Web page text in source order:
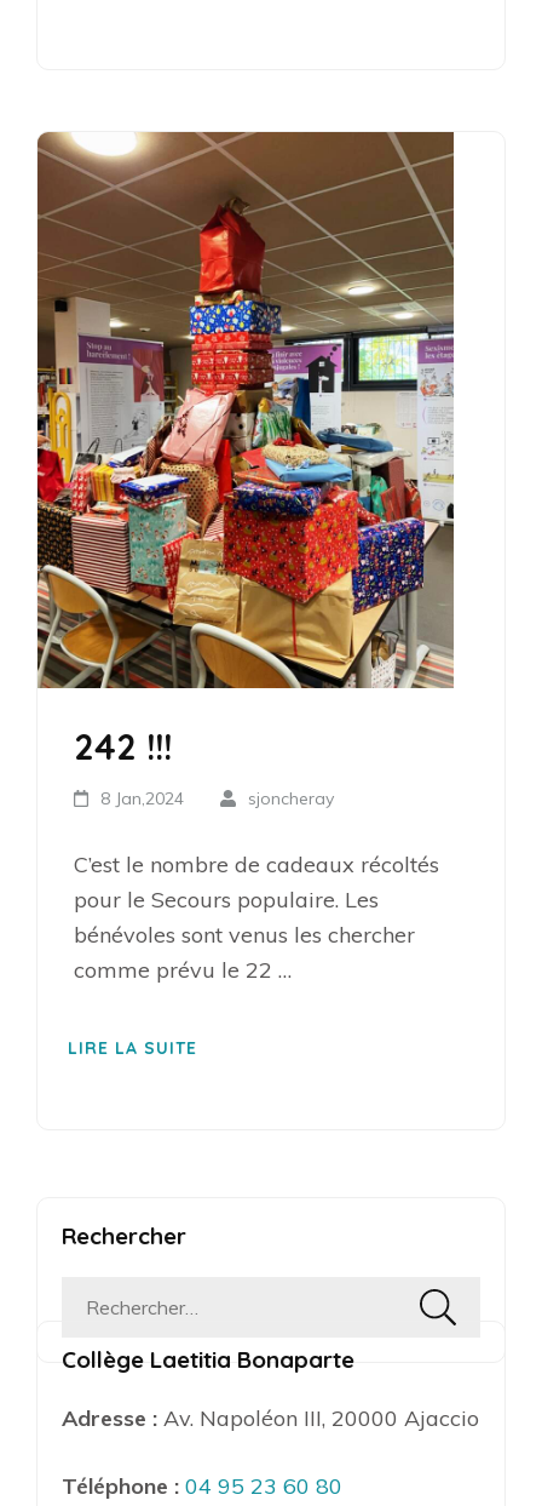
242 !!!
8 Jan,2024 sjoncheray
C’est le nombre de cadeaux récoltés
pour le Secours populaire. Les
bénévoles sont venus les chercher
comme prévu le 22 …
LIRE LA SUITE
Rechercher
Rechercher :
Collège Laetitia Bonaparte
Adresse : Av. Napoléon III, 20000 Ajaccio
Téléphone : 04 95 23 60 80